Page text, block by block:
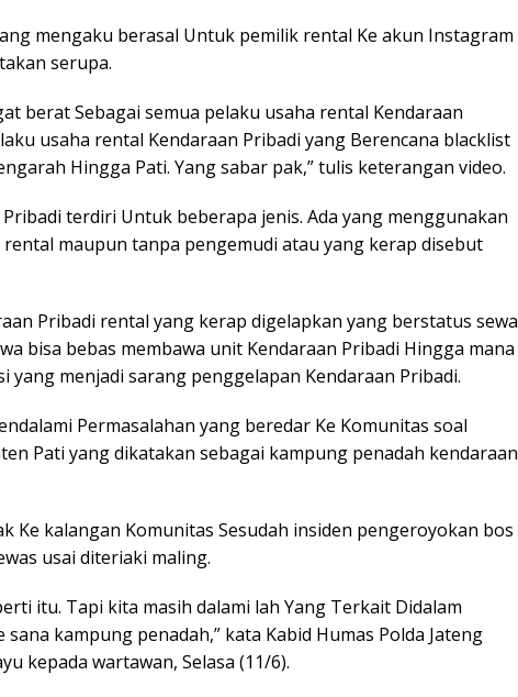
mengaku berasal Untuk pemilik rental Ke akun Instagram
serupa.
berat Sebagai semua pelaku usaha rental Kendaraan
usaha rental Kendaraan Pribadi yang Berencana blacklist
Hingga Pati. Yang sabar pak,” tulis keterangan video.
Pribadi terdiri Untuk beberapa jenis. Ada yang menggunakan
maupun tanpa pengemudi atau yang kerap disebut
Pribadi rental yang kerap digelapkan yang berstatus sewa
bisa bebas membawa unit Kendaraan Pribadi Hingga mana
yang menjadi sarang penggelapan Kendaraan Pribadi.
Permasalahan yang beredar Ke Komunitas soal
Pati yang dikatakan sebagai kampung penadah kendaraan
Ke kalangan Komunitas Sesudah insiden pengeroyokan bos
usai diteriaki maling.
itu. Tapi kita masih dalami lah Yang Terkait Didalam
kampung penadah,” kata Kabid Humas Polda Jateng
kepada wartawan, Selasa (11/6).